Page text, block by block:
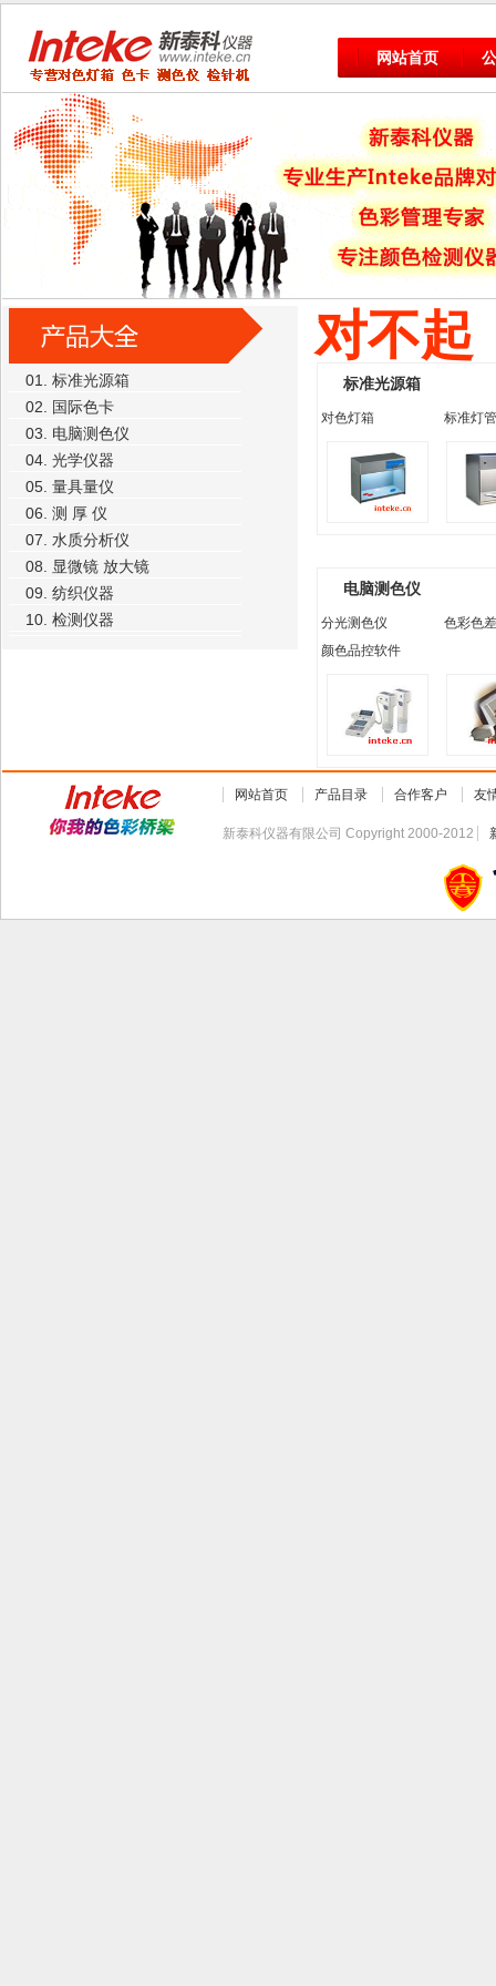
网站首页
01. 标准光源箱
02. 国际色卡
03. 电脑测色仪
04. 光学仪器
05. 量具量仪
06. 测 厚 仪
07. 水质分析仪
08. 显微镜 放大镜
09. 纺织仪器
10. 检测仪器
对不起
标准光源箱
对色灯箱 标准灯
电脑测色仪
分光测色仪
色彩色
颜色品控软件
网站首页 产品目录 合作客户 友
新泰科仪器有限公司 Copyright 2000-2012